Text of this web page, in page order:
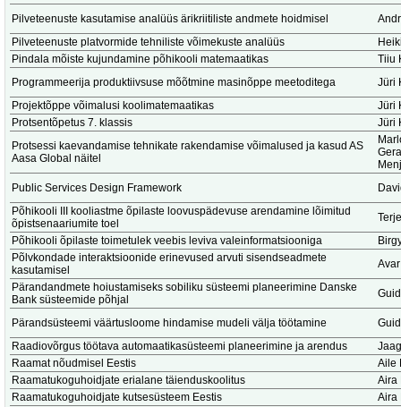
Pilveteenuste kasutamise analüüs ärikriitiliste andmete hoidmisel
Pilveteenuste platvormide tehniliste võimekuste analüüs
Pindala mõiste kujundamine põhikooli matemaatikas
Tiiu
Programmeerija produktiivsuse mõõtmine masinõppe meetoditega
Jüri
Projektõppe võimalusi koolimatemaatikas
Jüri
Protsentõpetus 7. klassis
Jüri
Protsessi kaevandamise tehnikate rakendamise võimalused ja kasud AS
Aasa Global näitel
Public Services Design Framework
Põhikooli III kooliastme õpilaste loovuspädevuse arendamine lõimitud
õpistsenaariumite toel
Põhikooli õpilaste toimetulek veebis leviva valeinformatsiooniga
Põlvkondade interaktsioonide erinevused arvuti sisendseadmete
kasutamisel
Pärandandmete hoiustamiseks sobiliku süsteemi planeerimine Danske
Bank süsteemide põhjal
Pärandsüsteemi väärtusloome hindamise mudeli välja töötamine
Raadiovõrgus töötava automaatikasüsteemi planeerimine ja arendus
Raamat nõudmisel Eestis
Aile
Raamatukoguhoidjate erialane täienduskoolitus
Aira
Raamatukoguhoidjate kutsesüsteem Eestis
Aira